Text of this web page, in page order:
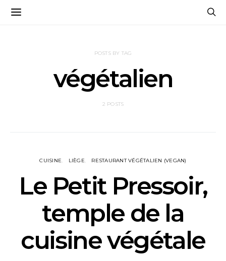
POSTS BY TAG
végétalien
2 POSTS
CUISINE LIÈGE RESTAURANT VÉGÉTALIEN (VEGAN)
Le Petit Pressoir,
temple de la
cuisine végétale